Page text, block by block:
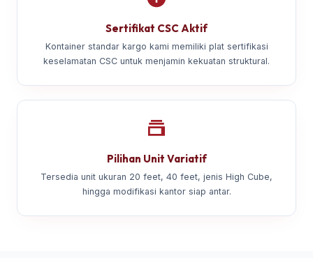
Sertifikat CSC Aktif
Kontainer standar kargo kami memiliki plat sertifikasi
keselamatan CSC untuk menjamin kekuatan struktural.
Pilihan Unit Variatif
Tersedia unit ukuran 20 feet, 40 feet, jenis High Cube,
hingga modifikasi kantor siap antar.